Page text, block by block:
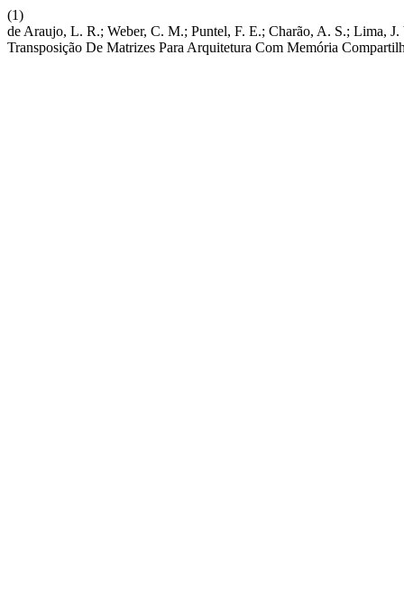
(1)
de Araujo, L. R.; Weber, C. M.; Puntel, F. E.; Charão, A. S.; Lima,
Transposição De Matrizes Para Arquitetura Com Memória